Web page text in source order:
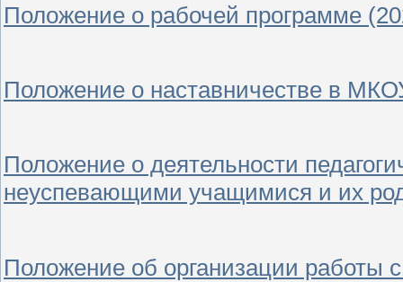
Положение о рабочей программе
Положение о наставничестве в
Положение о деятельности
неуспевающими учащимися и их
Положение об организации работы